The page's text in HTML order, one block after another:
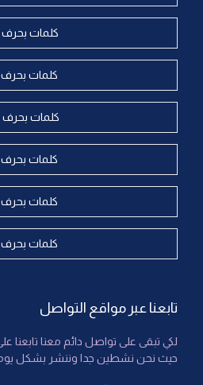
كلمات بحرف u
كلمات بحرف v
كلمات بحرف w
كلمات بحرف x
كلمات بحرف y
كلمات بحرف z
تابعنا عبر مواقع التواصل
لكي تبقى على تواصل دائم معنا تابعنا
حيث نحن نشطين جدا وننشر بشكل